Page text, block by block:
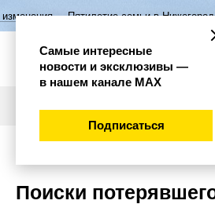
Пятилетие семьи в Нижегородской
Поиски
Самые интересные
новости и эксклюзивы —
в нашем канале МАХ
Подписаться